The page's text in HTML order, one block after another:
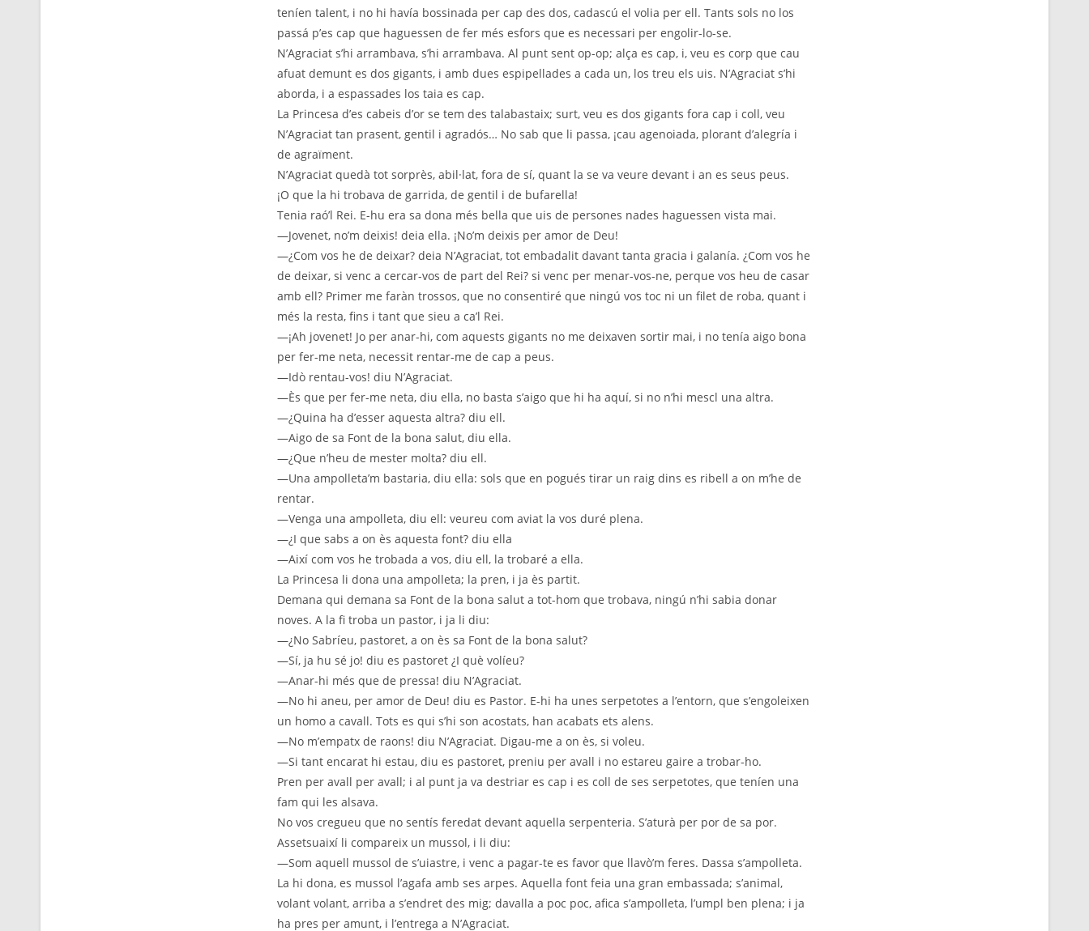
teníen talent, i no hi havía bossinada per cap des dos, cadascú el volia per ell. Tants sols no los
passá p’es cap que haguessen de fer més esfors que es necessari per engolir-lo-se.
N’Agraciat s’hi arrambava, s’hi arrambava. Al punt sent op-op; alça es cap, i, veu es corp que cau
afuat demunt es dos gigants, i amb dues espipellades a cada un, los treu els uis. N’Agraciat s’hi
aborda, i a espassades los taia es cap.
La Princesa d’es cabeis d’or se tem des talabastaix; surt, veu es dos gigants fora cap i coll, veu
N’Agraciat tan prasent, gentil i agradós… No sab que li passa, ¡cau agenoiada, plorant d’alegría i
de agraïment.
N’Agraciat quedà tot sorprès, abil·lat, fora de sí, quant la se va veure devant i an es seus peus.
¡O que la hi trobava de garrida, de gentil i de bufarella!
Tenia raó’l Rei. E-hu era sa dona més bella que uis de persones nades haguessen vista mai.
—Jovenet, no’m deixis! deia ella. ¡No’m deixis per amor de Deu!
—¿Com vos he de deixar? deia N’Agraciat, tot embadalit davant tanta gracia i galanía. ¿Com vos he
de deixar, si venc a cercar-vos de part del Rei? si venc per menar-vos-ne, perque vos heu de casar
amb ell? Primer me faràn trossos, que no consentiré que ningú vos toc ni un filet de roba, quant i
més la resta, fins i tant que sieu a ca’l Rei.
—¡Ah jovenet! Jo per anar-hi, com aquests gigants no me deixaven sortir mai, i no tenía aigo bona
per fer-me neta, necessit rentar-me de cap a peus.
—Idò rentau-vos! diu N’Agraciat.
—Ès que per fer-me neta, diu ella, no basta s’aigo que hi ha aquí, si no n’hi mescl una altra.
—¿Quina ha d’esser aquesta altra? diu ell.
—Aigo de sa Font de la bona salut, diu ella.
—¿Que n’heu de mester molta? diu ell.
—Una ampolleta’m bastaria, diu ella: sols que en pogués tirar un raig dins es ribell a on m’he de
rentar.
—Venga una ampolleta, diu ell: veureu com aviat la vos duré plena.
—¿I que sabs a on ès aquesta font? diu ella
—Així com vos he trobada a vos, diu ell, la trobaré a ella.
La Princesa li dona una ampolleta; la pren, i ja ès partit.
Demana qui demana sa Font de la bona salut a tot-hom que trobava, ningú n’hi sabia donar
noves. A la fi troba un pastor, i ja li diu:
—¿No Sabríeu, pastoret, a on ès sa Font de la bona salut?
—Sí, ja hu sé jo! diu es pastoret ¿I què volíeu?
—Anar-hi més que de pressa! diu N’Agraciat.
—No hi aneu, per amor de Deu! diu es Pastor. E-hi ha unes serpetotes a l’entorn, que s’engoleixen
un homo a cavall. Tots es qui s’hi son acostats, han acabats ets alens.
—No m’empatx de raons! diu N’Agraciat. Digau-me a on ès, si voleu.
—Si tant encarat hi estau, diu es pastoret, preniu per avall i no estareu gaire a trobar-ho.
Pren per avall per avall; i al punt ja va destriar es cap i es coll de ses serpetotes, que teníen una
fam qui les alsava.
No vos cregueu que no sentís feredat devant aquella serpenteria. S’aturà per por de sa por.
Assetsuaixí li compareix un mussol, i li diu:
—Som aquell mussol de s’uiastre, i venc a pagar-te es favor que llavò’m feres. Dassa s’ampolleta.
La hi dona, es mussol l’agafa amb ses arpes. Aquella font feia una gran embassada; s’animal,
volant volant, arriba a s’endret des mig; davalla a poc poc, afica s’ampolleta, l’umpl ben plena; i ja
ha pres per amunt, i l’entrega a N’Agraciat.